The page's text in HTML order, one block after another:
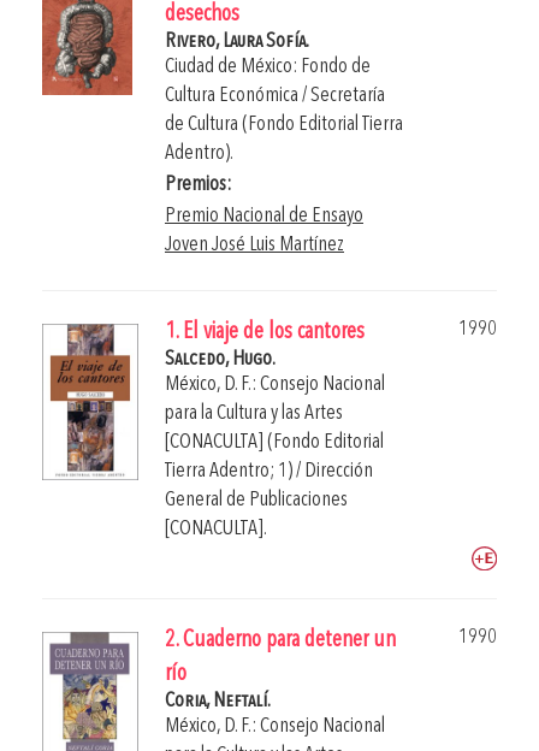
desechos
Rivero, Laura Sofía.
Ciudad de México: Fondo de
Cultura Económica / Secretaría
de Cultura (Fondo Editorial Tierra
Adentro).
Premios:
Premio Nacional de Ensayo
Joven José Luis Martínez
1. El viaje de los cantores
1990
Salcedo, Hugo.
México, D. F.: Consejo Nacional
para la Cultura y las Artes
[CONACULTA] (Fondo Editorial
Tierra Adentro; 1) / Dirección
General de Publicaciones
[CONACULTA].
2. Cuaderno para detener un
río
1990
Coria, Neftalí.
México, D. F.: Consejo Nacional